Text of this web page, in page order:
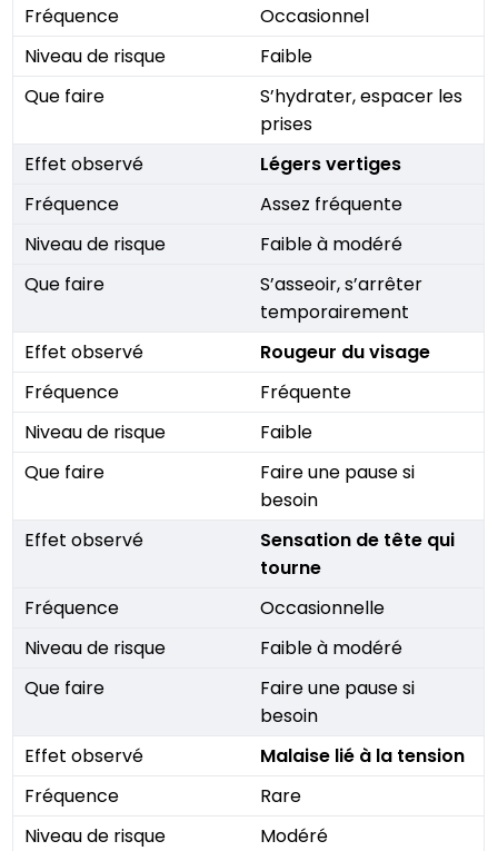
Occasionnel
Faible
S’hydrater, espacer les
prises
Légers vertiges
Assez fréquente
Faible à modéré
S’asseoir, s’arrêter
temporairement
Rougeur du visage
Fréquente
Faible
Faire une pause si
besoin
Sensation de tête qui
tourne
Occasionnelle
Faible à modéré
Faire une pause si
besoin
Malaise lié à la tension
Rare
Modéré